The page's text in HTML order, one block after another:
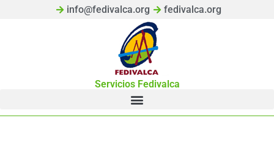
info@fedivalca.org fedivalca.org
Servicios Fedivalca